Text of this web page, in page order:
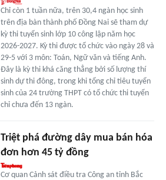
Chỉ còn 1 tuần nữa, trên 30,4 ngàn học sinh
trên địa bàn thành phố Đồng Nai sẽ tham dự
kỳ thi tuyển sinh lớp 10 công lập năm học
2026-2027. Kỳ thi được tổ chức vào ngày 28 và
29-5 với 3 môn: Toán, Ngữ văn và tiếng Anh.
Đây là kỳ thi khá căng thẳng bởi số lượng thí
sinh dự thi đông, trong khi tổng chỉ tiêu tuyển
sinh của 24 trường THPT có tổ chức thi tuyển
chỉ chưa đến 13 ngàn.
Triệt phá đường dây mua bán hóa
đơn hơn 45 tỷ đồng
Cơ quan Cảnh sát điều tra Công an tỉnh Bắc